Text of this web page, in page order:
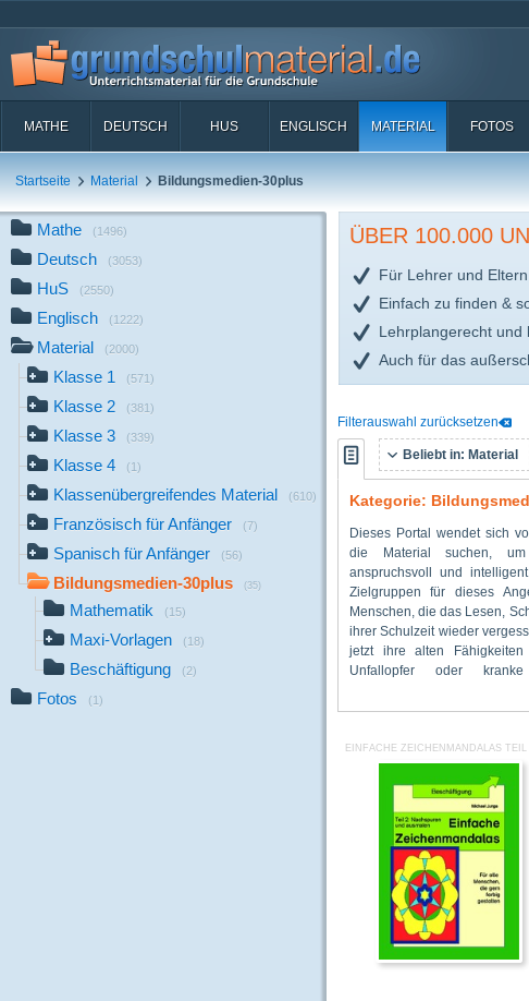
MATHE DEUTSCH HUS ENGLISCH MATERIAL FOTOS
Startseite Material Bildungsmedien-30plus
Mathe (1496)
Deutsch (3053)
HuS (2550)
Englisch (1222)
Material (2000)
Klasse 1 (571)
Klasse 2 (381)
Klasse 3 (339)
Klasse 4 (1)
Klassenübergreifendes Material (610)
Französisch für Anfänger (7)
Spanisch für Anfänger (56)
Bildungsmedien-30plus (35)
Mathematik (15)
Maxi-Vorlagen (18)
Beschäftigung (2)
Fotos (1)
ÜBER 100.000
Für Lehrer und Eltern
Einfach zu finden &
Lehrplangerecht und
Auch für das
Filterauswahl zurücksetzen
Beliebt in: Material
Kategorie:
Dieses Portal wendet sich
die Material suchen,
anspruchsvoll und intelligent zu
Zielgruppen für dieses
Menschen, die das Lesen,
ihrer Schulzeit wieder
jetzt ihre alten
Unfallopfer oder
Sprachfähigkeit bzw.
wiederfinden und stärken
Migrationshintergrund, die die
müssen und - Seniorinnen
fit halten wollen und dazu
optimierte Gehirnjogging-
den hier angebotenen
modifizierte und an
Erwachsenenwelt
Arbeitsmittelpool von
Angebot wird ständig erweitert
justiert. Anregungen,
dabei ausdrücklich
diesbezüglich an
online.de Und jetzt
EINFACHE ZEICHENMANDALAS TEIL